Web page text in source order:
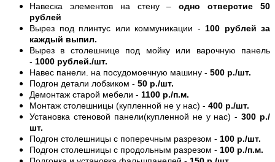
Навеска элементов на стену –одно отверстие 50
рублей
Вырез под плинтус или коммуникации - 100 рублей за
каждый выпил.
Вырез в столешнице под мойку или варочную панель
- 1000 рублей./шт.
Навес панели. на посудомоечную машину - 500 р./шт.
Подгон детали лобзиком - 50 р./шт.
Демонтаж старой мебели - 1100 р./п.м.
Монтаж столешницы (купленной не у нас) - 400 р./шт.
Установка стеновой панели(купленной не у нас) -300 р./
шт.
Подгон столешницы с поперечным разрезом - 100 р./шт.
Подгон столешницы с продольным разрезом - 100 р./п.м.